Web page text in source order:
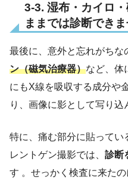
3-3. 湿布・カイロ
ままでは診断でき
最後に、意外と忘れがちな
ン（磁気治療器）など、体
にもX線を吸収する成分や
り、画像に影として写り込
特に、痛む部分に貼って
レントゲン撮影では、 診断
す 。せっかく検査に来た